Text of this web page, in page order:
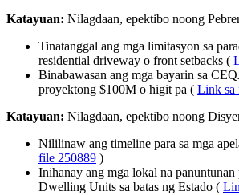
Katayuan: Nilagdaan, epektibo noong
Tinatanggal ang mga limitasyon sa
residential driveway o front setbacks (
Binabawasan ang mga bayarin sa
proyektong $100M o higit pa ( Link sa
Katayuan: Nilagdaan, epektibo noong
Nililinaw ang timeline para sa mga
file 250889 )
Inihanay ang mga lokal na panuntunan
Dwelling Units sa batas ng Estado (